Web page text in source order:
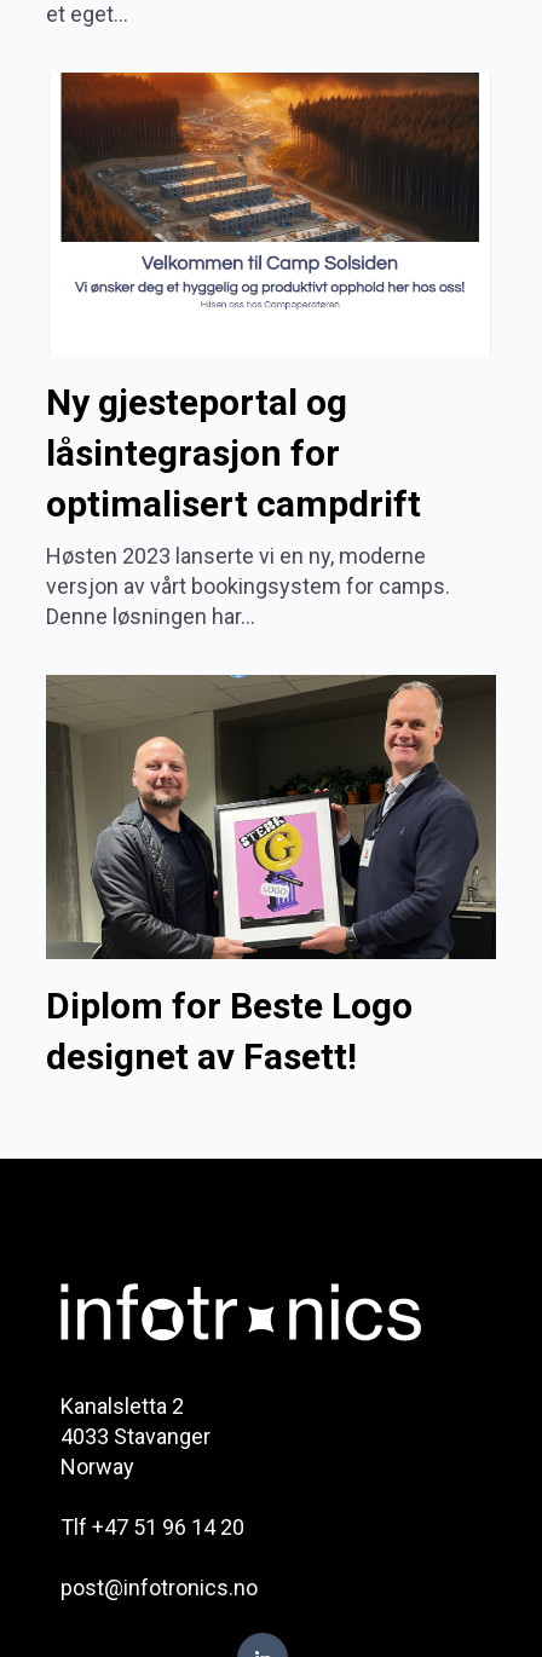
et eget...
Ny gjesteportal og
låsintegrasjon for
optimalisert campdrift
Høsten 2023 lanserte vi en ny, moderne
versjon av vårt bookingsystem for camps.
Denne løsningen har...
Diplom for Beste Logo
designet av Fasett!
Kanalsletta 2
4033 Stavanger
Norway
Tlf +47 51 96 14 20
post@infotronics.no